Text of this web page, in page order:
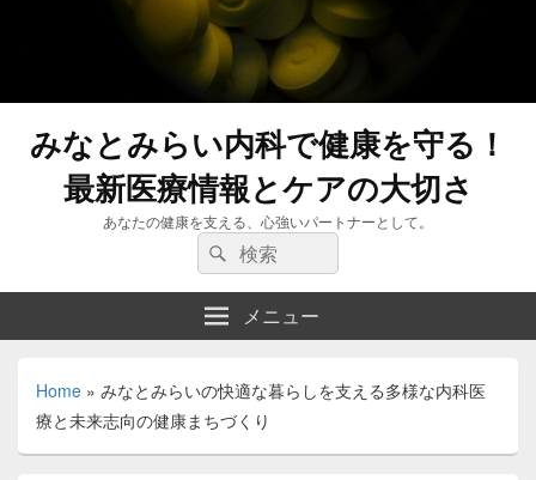
みなとみらい内科で健康を守る！
最新医療情報とケアの大切さ
あなたの健康を支える、心強いパートナーとして。
検
索:
検
索
メニュー
Home » みなとみらいの快適な暮らしを支える多様な内科医
療と未来志向の健康まちづくり